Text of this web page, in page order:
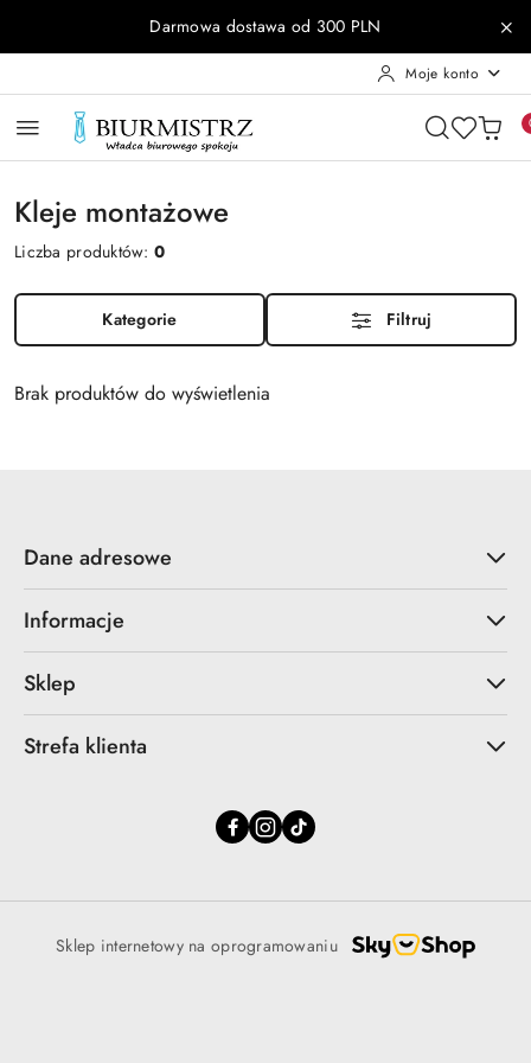
Przejdź do treści głównej
Przejdź do wyszukiwarki
Przejdź do moje konto
Przejdź do menu głównego
Przejdź do stopkiDarmowa dostawa od 300 PLN
Moje konto
Kleje montażowe
Liczba produktów:0
Kategorie Filtruj
Brak produktów do wyświetlenia
Dane adresowe
Informacje
Sklep
Strefa klienta
Sklep internetowy na oprogramowaniu